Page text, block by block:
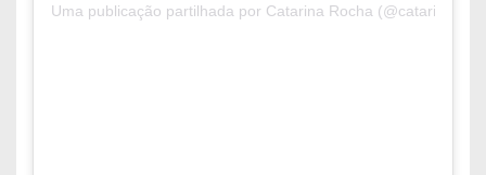
Uma publicação partilhada por Catarina Rocha